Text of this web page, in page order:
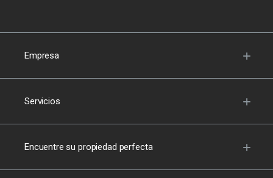
Empresa
Servicios
Encuentre su propiedad perfecta